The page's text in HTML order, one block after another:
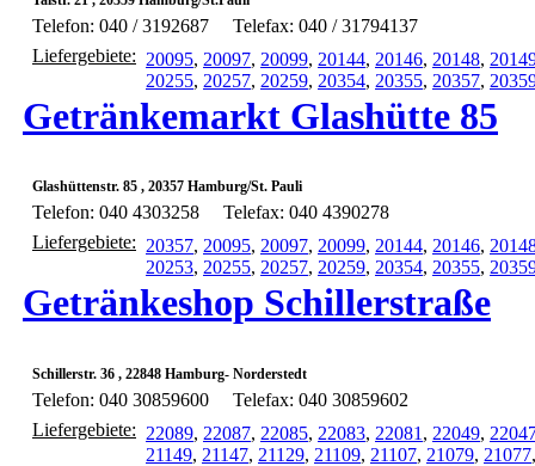
Telefon: 040 / 3192687
Telefax: 040 / 31794137
Liefergebiete: 20095, 20097, 20099, 20144, 20146, 20148,
20255, 20257, 20259, 20354, 20355, 20357,
Getränkemarkt Glashütte 85
Glashüttenstr. 85 , 20357 Hamburg/St. Pauli
Telefon: 040 4303258
Telefax: 040 4390278
Liefergebiete: 20357, 20095, 20097, 20099, 20144, 20146,
20253, 20255, 20257, 20259, 20354, 20355,
Getränkeshop Schillerstraße
Schillerstr. 36 , 22848 Hamburg- Norderstedt
Telefon: 040 30859600
Telefax: 040 30859602
Liefergebiete: 22089, 22087, 22085, 22083, 22081 , 22049,
21149, 21147, 21129, 21109, 21107, 21079, 21077